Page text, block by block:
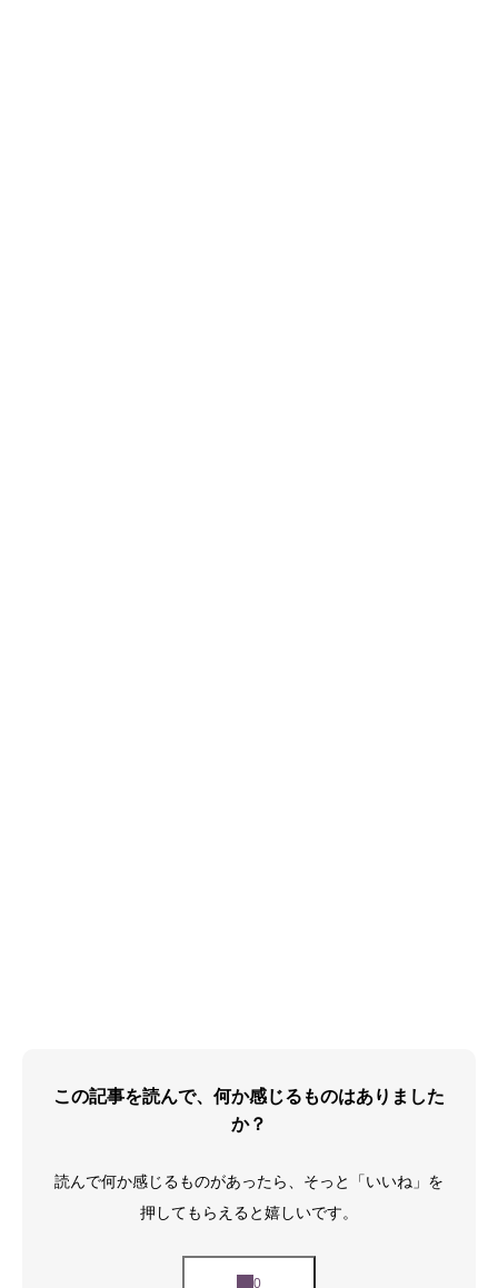
この記事を読んで、何か感じるものはありました
か？
読んで何か感じるものがあったら、そっと「いいね」を
押してもらえると嬉しいです。